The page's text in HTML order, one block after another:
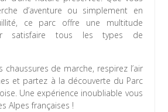
d’aventure ou simplement en
ce parc offre une multitude
satisfaire tous les types de
chaussures de marche, respirez l’air
et partez à la découverte du Parc
Une expérience inoubliable vous
Alpes françaises !